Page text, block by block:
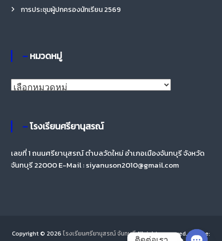
การประชุมผู้ปกครองนักเรียน 2569
– หมวดหมู่
– โรงเรียนศรียานุสรณ์
เลขที่ 1 ถนนศรียานุสรณ์ ตำบลวัดใหม่ อำเภอเมืองจันทบุรี จังหวัด
จันทบุรี 22000 E-Mail : siyanuson2010@gmail.com
Copyright © 2026 โรงเรียนศรียานุสรณ์ จันทบุรีAll rights reserved. Theme: